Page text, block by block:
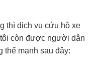
thì dịch vụ cứu hộ xe
còn được người dân
thế mạnh sau đây: